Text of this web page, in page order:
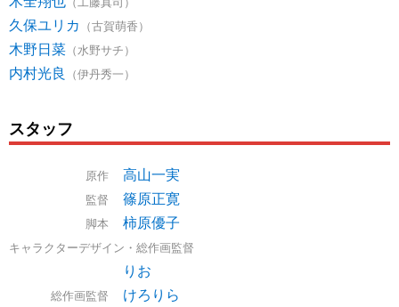
久保ユリカ （古賀萌香）
木野日菜 （水野サチ）
内村光良 （伊丹秀一）
スタッフ
原作 高山一実
監督 篠原正寛
脚本 柿原優子
キャラクターデザイン・総作画監督
りお
総作画監督 けろりら